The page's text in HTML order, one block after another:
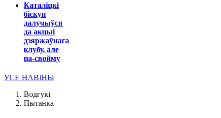
Каталіцкі
біскуп
далучыўся
да акцыі
дзяржаўнага
клубу, але
па-свойму
УСЕ НАВІНЫ
Водгукі
Пытанка